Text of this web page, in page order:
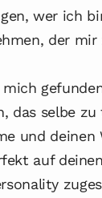
wer ich
der
das selbe
und deinen
auf